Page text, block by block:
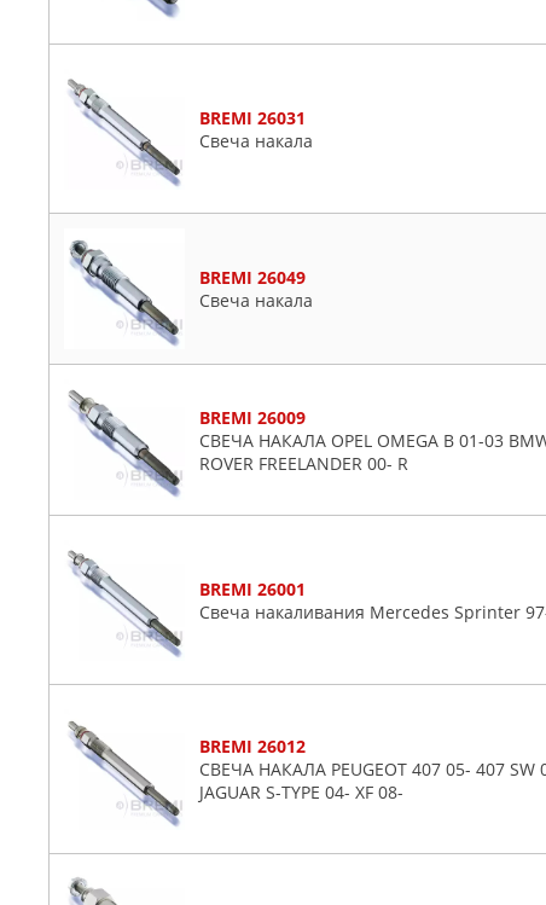
BREMI 26031
Свеча накала
BREMI 26049
Свеча накала
BREMI 26009
СВЕЧА НАКАЛА OPEL OMEGA B 01-03
ROVER FREELANDER 00- R
BREMI 26001
Свеча накаливания Mercedes Sprinter
BREMI 26012
СВЕЧА НАКАЛА PEUGEOT 407 05- 407 SW
JAGUAR S-TYPE 04- XF 08-